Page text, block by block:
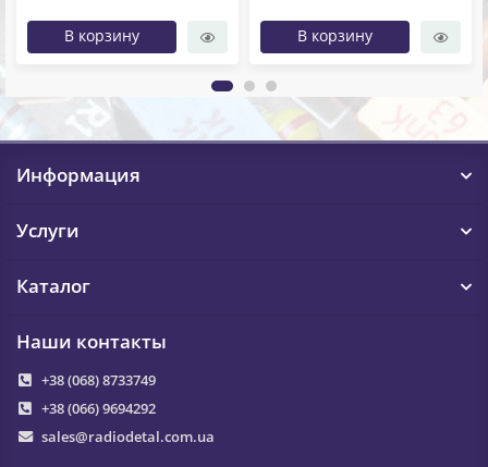
В корзину В корзину
Информация
Услуги
Каталог
Наши контакты
+38 (068) 8733749
+38 (066) 9694292
sales@radiodetal.com.ua